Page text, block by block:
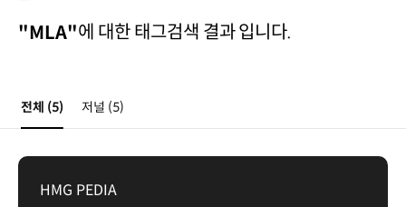
"MLA"에 대한 태그검색 결과 입니다.
전체 (5) 저널 (5)
HMG PEDIA